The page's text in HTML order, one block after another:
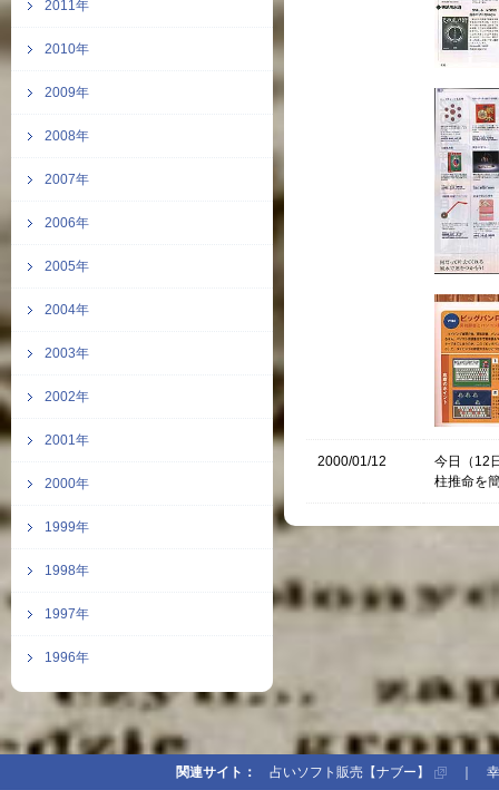
2011年
2010年
2009年
2008年
2007年
2006年
2005年
2004年
2003年
2002年
2001年
2000年
1999年
1998年
1997年
1996年
2000/01/12
今日（12
柱推命を
関連サイト： 占いソフト販売【ナブー】